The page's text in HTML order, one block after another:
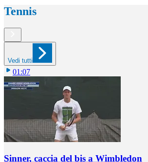
Tennis
Vedi tutti
01:07
Sinner, caccia del bis a Wimbledon